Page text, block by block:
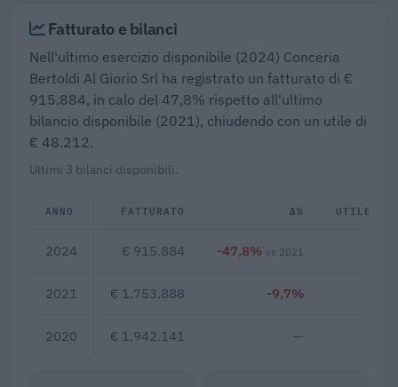
Fatturato e bilanci
Nell'ultimo esercizio disponibile (2024) Conceria
Bertoldi Al Giorio Srl ha registrato un fatturato di €
915.884, in calo del 47,8% rispetto all'ultimo
bilancio disponibile (2021), chiudendo con un utile di
€ 48.212.
Ultimi 3 bilanci disponibili.
ANNO FATTURATO Δ% UTILE/
2024 € 915.884 -47,8% vs 2021
2021 € 1.753.888 -9,7%
2020 € 1.942.141 —